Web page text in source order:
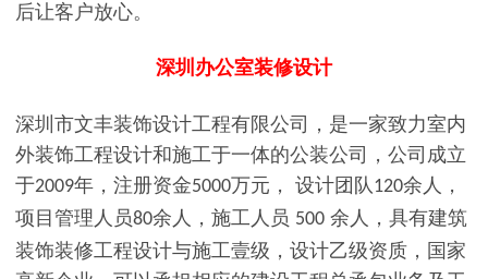
后让客户放心。
深圳办公室装修设计
深圳市文丰装饰设计工程有限公司，是一家致力室内
外装饰工程设计和施工于一体的公装公司，公司成立
于2009年，注册资金5000万元， 设计团队 120余人 ，
项目管理人员80余 人，施工人员 500 余人，具有建筑
装饰装修工程设计与施工壹级，设计乙级资质，国家